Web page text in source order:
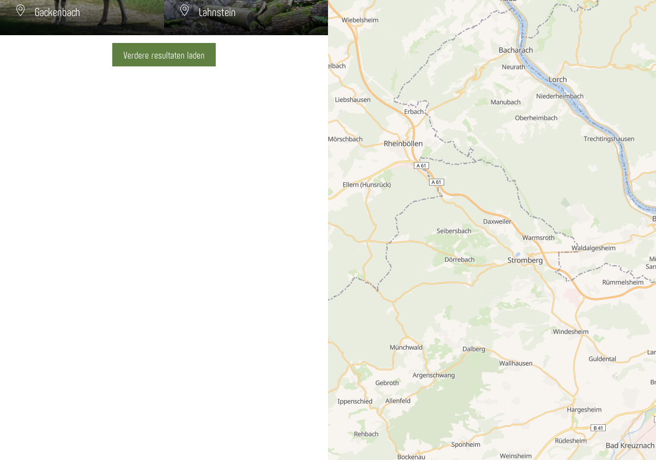
Gackenbach Lahnstein
Verdere resultaten laden
Kaart wordt laden